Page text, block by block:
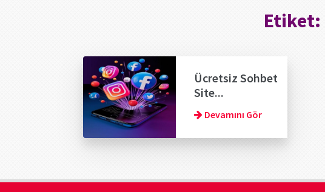
Etiket:
Ücretsiz Sohbet
Site...
Devamını Gör